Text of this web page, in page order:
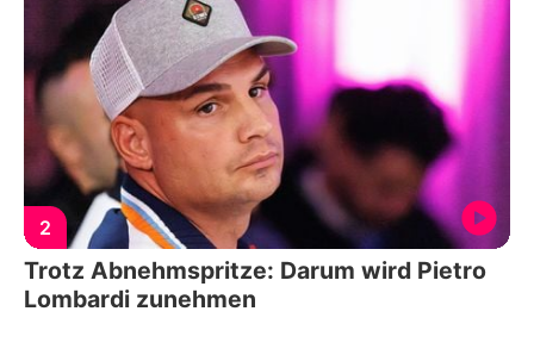
2
Trotz Abnehmspritze: Darum wird Pietro
Lombardi zunehmen